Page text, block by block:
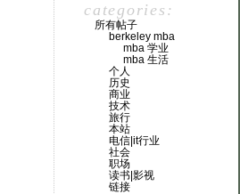
categories:
所有帖子
berkeley mba
mba 学业
mba 生活
个人
历史
商业
技术
旅行
本站
电信|it行业
社会
职场
读书|影视
链接